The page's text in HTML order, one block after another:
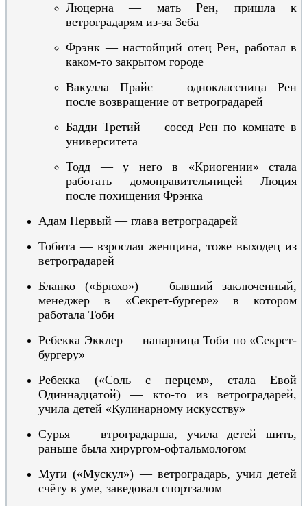
Люцерна — мать Рен, пришла к
ветроградарям из-за Зеба
Фрэнк — настойщий отец Рен, работал в
каком-то закрытом городе
Вакулла Прайс — одноклассница Рен
после возвращение от ветроградарей
Бадди Третий — сосед Рен по комнате в
университета
Тодд — у него в «Криогении» стала
работать домоправительницей Люция
после похищения Фрэнка
Адам Первый — глава ветроградарей
Тобита — взрослая женщина, тоже выходец из
ветроградарей
Бланко («Брюхо»)— бывший заключенный,
менеджер в «Секрет-бургере» в котором
работала Тоби
Ребекка Экклер — напарница Тоби по «Секрет-
бургеру»
Ребекка («Соль с перцем», стала Евой
Одиннадцатой) — кто-то из ветроградарей,
учила детей «Кулинарному искусству»
Сурья — втроградарша, учила детей шить,
раньше была хирургом-офтальмологом
Муги(«Мускул») — ветроградарь, учил детей
счёту в уме, заведовал спортзалом